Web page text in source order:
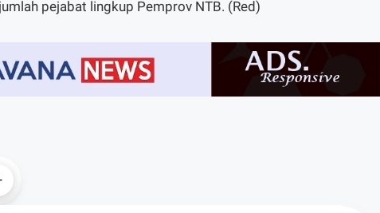
pejabat lingkup Pemprov NTB. (Red)